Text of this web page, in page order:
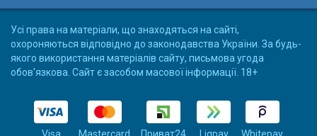
Усі права на матеріали, що знаходяться на сайті,
охороняються відповідно до законодавства України. За будь-
якого використання матеріалів сайту, письмова угода
обов'язкова. Сайт є засобом масової інформації. 18+